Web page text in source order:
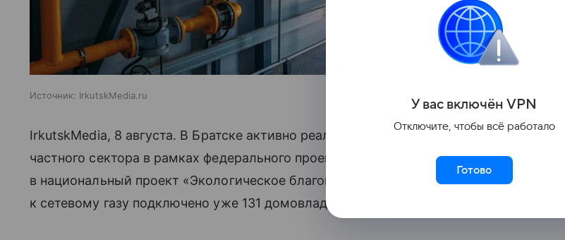
Источник: IrkutskMedia.ru
IrkutskMedia, 8 августа. В Братске активно реализуются мероприятия по газификации
частного сектора в рамках федерального проекта «Чистый воздух», который входит
в национальный проект «Экологическое благополучие». С января 2026 года
к сетевому газу подключено уже 131 домовладение.
У вас включён VPN
Отключите, чтобы всё работало
Готово